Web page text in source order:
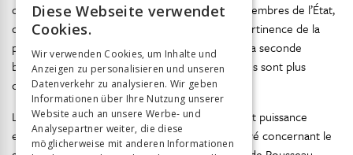
corps politique considérés d’une part comme membres de l’État,
de l’autre comme membres du souverain. La pertinence de la
première question semble aller de soi, celle de la seconde
beaucoup moins. Pourtant, à l’examen, les choses sont plus
complexes.
La nécessité de distinguer puissance législative et puissance
exécutive (le second terme est toujours employé concernant le
FRENCH
ITALIAN
Diese Webseite verwendet
Cookies.
Wir verwenden Cookies, um Inhalte und
Anzeigen zu personalisieren und unseren
Datenverkehr zu analysieren. Wir geben
Informationen über Ihre Nutzung unserer
Website auch an unsere Werbe- und
Analysepartner weiter, die diese
möglicherweise mit anderen Informationen